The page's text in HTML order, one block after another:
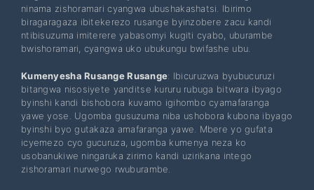
ninama zishoramari cyangwa ubushakashatsi. Ibirimo
biragaragaza ibitekerezo rusange byinzobere zacu kandi
ntibisuzuma imiterere yabasomyi kugiti cyabo, uburambe
bwishoramari, cyangwa uko ubukungu bwifashe ubu.
Kumenyesha Rusange Rusange: Ibicuruzwa byubucuruzi
bitangwa nisosiyete yanditse kururu rubuga bitwara ibyago
byinshi kandi bishobora kuvamo igihombo cyamafaranga
yawe yose. Ugomba gusuzuma niba ushobora kubona ibyago
byinshi byo gutakaza amafaranga yawe. Mbere yo gufata
icyemezo cyo gucuruza, ugomba kumenya neza ko
usobanukiwe ningaruka zirimo kandi uzirikana intego
zishoramari nurwego rwuburambe.